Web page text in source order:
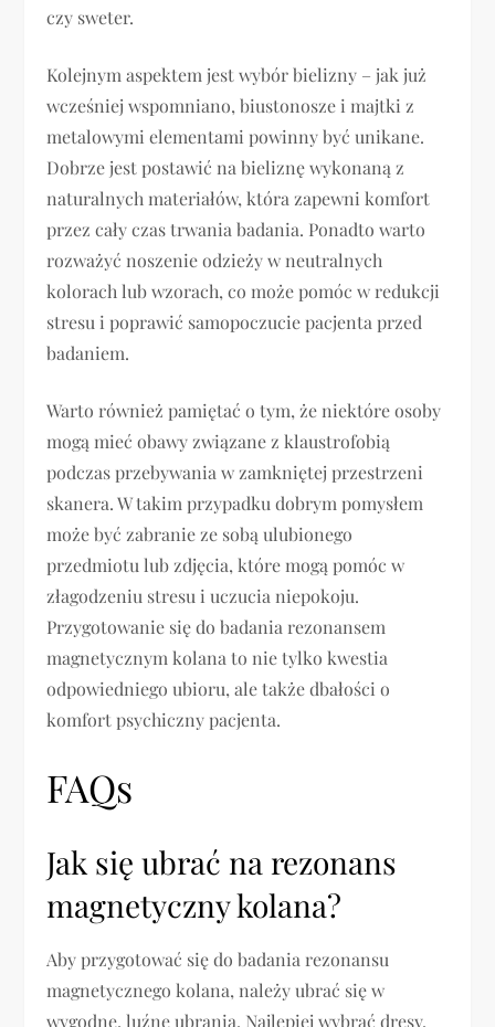
czy sweter.
Kolejnym aspektem jest wybór bielizny – jak już
wcześniej wspomniano, biustonosze i majtki z
metalowymi elementami powinny być unikane.
Dobrze jest postawić na bieliznę wykonaną z
naturalnych materiałów, która zapewni komfort
przez cały czas trwania badania. Ponadto warto
rozważyć noszenie odzieży w neutralnych
kolorach lub wzorach, co może pomóc w redukcji
stresu i poprawić samopoczucie pacjenta przed
badaniem.
Warto również pamiętać o tym, że niektóre osoby
mogą mieć obawy związane z klaustrofobią
podczas przebywania w zamkniętej przestrzeni
skanera. W takim przypadku dobrym pomysłem
może być zabranie ze sobą ulubionego
przedmiotu lub zdjęcia, które mogą pomóc w
złagodzeniu stresu i uczucia niepokoju.
Przygotowanie się do badania rezonansem
magnetycznym kolana to nie tylko kwestia
odpowiedniego ubioru, ale także dbałości o
komfort psychiczny pacjenta.
FAQs
Jak się ubrać na rezonans
magnetyczny kolana?
Aby przygotować się do badania rezonansu
magnetycznego kolana, należy ubrać się w
wygodne, luźne ubrania. Najlepiej wybrać dresy,